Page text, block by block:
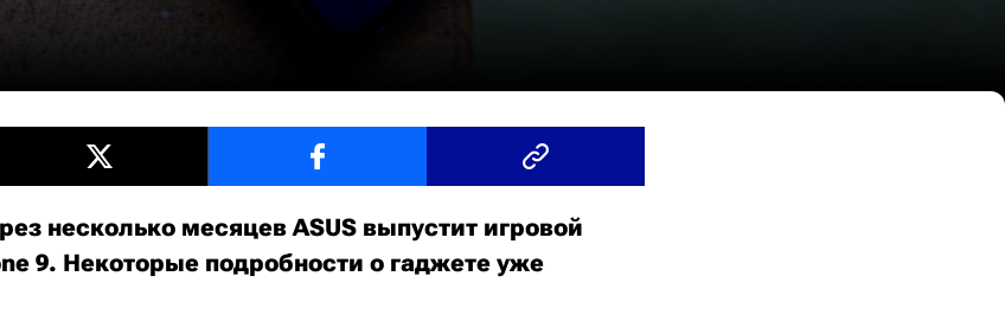
несколько месяцев ASUS выпустит игровой
9. Некоторые подробности о гаджете уже